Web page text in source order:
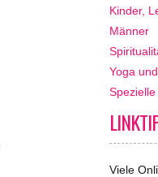
Kinder,
Männer
Yoga
Viele